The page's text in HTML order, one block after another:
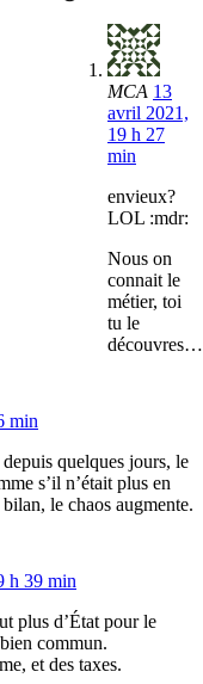
MCA 13
avril 2021,
19 h 27
min
envieux?
LOL :mdr:
Nous on
connait le
métier, toi
tu le
min
quelques jours, le
s’il n’était plus en
le chaos augmente.
h 39 min
plus d’État pour le
commun.
et des taxes.